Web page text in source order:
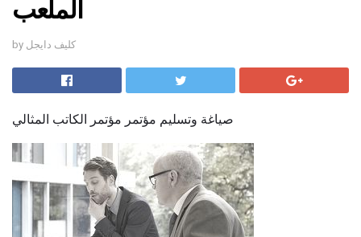
الملعب
by كليف دايجل
صياغة وتسليم مؤتمر مؤتمر الكاتب المثالي